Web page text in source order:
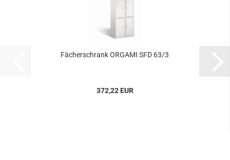
Fä­cher­schrank OR­GA­MI SFD 63/3
372,22 EUR